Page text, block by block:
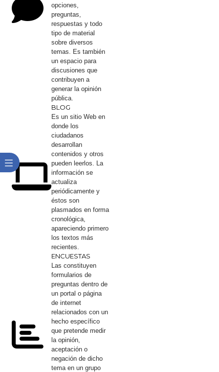
opciones,
preguntas,
respuestas y todo
tipo de material
sobre diversos
temas. Es también
un espacio para
discusiones que
contribuyen a
generar la opinión
pública.
BLO​G​​
Es un sitio Web en
donde los
ciudadanos
desarrollan
contenidos y otros
pueden leerlos. La
información se
actualiza
periódicamente y
éstos son
plasmados en forma
cronológica,
apareciendo primero
los textos más
recientes.
ENCUE​STAS
Las constituyen
formularios de
preguntas dentro de
un portal o página
de internet
relacionados con un
hecho específico
que pretende medir
la opinión,
aceptación o
negación de dicho
tema en un grupo